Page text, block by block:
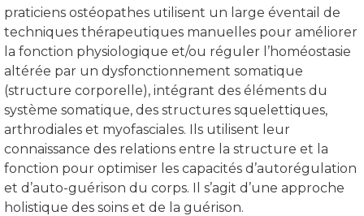
praticiens ostéopathes utilisent un large éventail de
techniques thérapeutiques manuelles pour améliorer
la fonction physiologique et/ou réguler l’homéostasie
altérée par un dysfonctionnement somatique
(structure corporelle), intégrant des éléments du
système somatique, des structures squelettiques,
arthrodiales et myofasciales. Ils utilisent leur
connaissance des relations entre la structure et la
fonction pour optimiser les capacités d’autorégulation
et d’auto-guérison du corps. Il s’agit d’une approche
holistique des soins et de la guérison.